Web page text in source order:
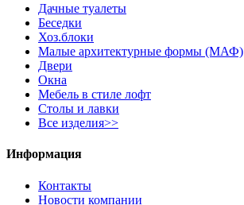
Дачные туалеты
Беседки
Хоз.блоки
Малые архитектурные формы (МАФ)
Двери
Окна
Мебель в стиле лофт
Столы и лавки
Все изделия>>
Информация
Контакты
Новости компании